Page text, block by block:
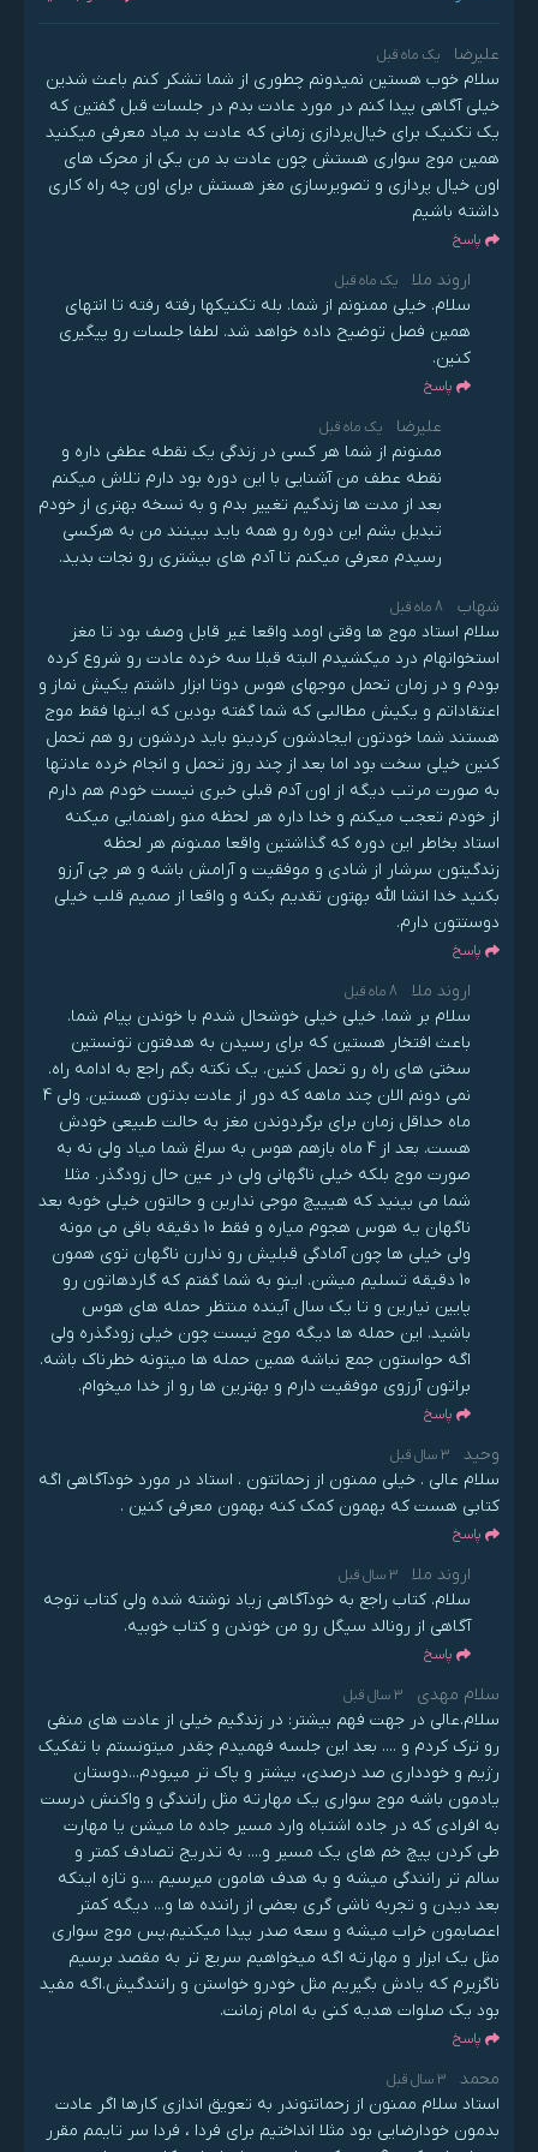
موج و قبول درد موج.
علیرضا یک ماه قبل
سلام خوب هستین نمیدونم چطوری از شما تشکر کنم باعث شدین
خیلی آگاهی پیدا کنم در مورد عادت بدم در جلسات قبل گفتین که
یک تکنیک برای خیال‌پردازی زمانی که عادت بد میاد معرفی میکنید
همین موج سواری هستش چون عادت بد من یکی از محرک های
اون خیال پردازی و تصویرسازی مغز هستش برای اون چه راه کاری
داشته باشیم
پاسخ
اروند ملا یک ماه قبل
سلام. خیلی ممنونم از شما. بله تکنیکها رفته رفته تا انتهای
همین فصل توضیح داده خواهد شد. لطفا جلسات رو پیگیری
کنین.
پاسخ
علیرضا یک ماه قبل
ممنونم از شما هر کسی در زندگی یک نقطه عطفی داره و
نقطه عطف من آشنایی با این دوره بود دارم تلاش میکنم
بعد از مدت ها زندگیم تغییر بدم و به نسخه بهتری از خودم
تبدیل بشم این دوره رو همه باید ببینند من به هرکسی
رسیدم معرفی میکنم تا آدم های بیشتری رو نجات بدید.
شهاب 8 ماه قبل
سلام استاد موج ها وقتی اومد واقعا غیر قابل وصف بود تا مغز
استخوانهام درد میکشیدم البته قبلا سه خرده عادت رو شروع کرده
بودم و در زمان تحمل موجهای هوس دوتا ابزار داشتم یکیش نماز و
اعتقاداتم و یکیش مطالبی که شما گفته بودین که اینها فقط موج
هستند شما خودتون ایجادشون کردینو باید دردشون رو هم تحمل
کنین خیلی سخت بود اما بعد از چند روز تحمل و انجام خرده عادتها
به صورت مرتب دیگه از اون آدم قبلی خبری نیست خودم هم دارم
از خودم تعجب میکنم و خدا داره هر لحظه منو راهنمایی میکنه
استاد بخاطر این دوره که گذاشتین واقعا ممنونم هر لحظه
زندگیتون سرشار از شادی و موفقیت و آرامش باشه و هر چی آرزو
بکنید خدا انشا الله بهتون تقدیم بکنه و واقعا از صمیم قلب خیلی
دوستتون دارم.
پاسخ
اروند ملا 8 ماه قبل
سلام بر شما. خیلی خیلی خوشحال شدم با خوندن پیام شما.
باعث افتخار هستین که برای رسیدن به هدفتون تونستین
سختی های راه رو تحمل کنین. یک نکته بگم راجع به ادامه راه.
نمی دونم الان چند ماهه که دور از عادت بدتون هستین. ولی 4
ماه حداقل زمان برای برگردوندن مغز به حالت طبیعی خودش
هست. بعد از 4 ماه بازهم هوس به سراغ شما میاد ولی نه به
صورت موج بلکه خیلی ناگهانی ولی در عین حال زودگذر. مثلا
شما می بینید که هیییچ موجی ندارین و حالتون خیلی خوبه بعد
ناگهان یه هوس هجوم میاره و فقط 10 دقیقه باقی می مونه
ولی خیلی ها چون آمادگی قبلیش رو ندارن ناگهان توی همون
10 دقیقه تسلیم میشن. اینو به شما گفتم که گاردهاتون رو
پایین نیارین و تا یک سال آینده منتظر حمله های هوس
باشید. این حمله ها دیگه موج نیست چون خیلی زودگذره ولی
اگه حواستون جمع نباشه همین حمله ها میتونه خطرناک باشه.
براتون آرزوی موفقیت دارم و بهترین ها رو از خدا میخوام.
پاسخ
وحید 3 سال قبل
سلام عالی . خیلی ممنون از زحماتتون . استاد در مورد خودآگاهی اگه
کتابی هست که بهمون کمک کنه بهمون معرفی کنین .
پاسخ
اروند ملا 3 سال قبل
سلام. کتاب راجع به خودآگاهی زیاد نوشته شده ولی کتاب توجه
آگاهی از رونالد سیگل رو من خوندن و کتاب خوبیه.
پاسخ
سلام مهدی 3 سال قبل
سلام.عالی در جهت فهم بیشتر: در زندگیم خیلی از عادت های منفی
رو ترک کردم و .... بعد این جلسه فهمیدم چقدر میتونستم با تفکیک
رژیم و خودداری صد درصدی، بیشتر و پاک تر میبودم...دوستان
یادمون باشه موج سواری یک مهارته مثل رانندگی و واکنش درست
به افرادی که در جاده اشتباه وارد مسیر جاده ما میشن یا مهارت
طی کردن پیچ خم های یک مسیر و.... به تدریج تصادف کمتر و
سالم تر رانندگی میشه و به هدف هامون میرسیم ....و تازه اینکه
بعد دیدن و تجربه ناشی گری بعضی از راننده ها و... دیگه کمتر
اعصابمون خراب میشه و سعه صدر پیدا میکنیم.پس موج سواری
مثل یک ابزار و مهارته اگه میخواهیم سریع تر به مقصد برسیم
ناگزیرم که یادش بگیریم مثل خودرو خواستن و رانندگیش.اگه مفید
بود یک صلوات هدیه کنی به امام زمانت.
پاسخ
محمد 3 سال قبل
استاد سلام ممنون از زحماتتوندر به تعویق اندازی کارها اگر عادت
بدمون خودارضایی بود مثلا انداختیم برای فردا ، فردا سر تایمم مقرر